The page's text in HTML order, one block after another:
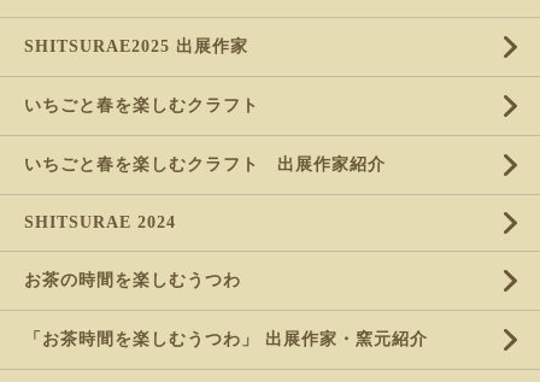
SHITSURAE2025 出展作家
いちごと春を楽しむクラフト
いちごと春を楽しむクラフト 出展作家紹介
SHITSURAE 2024
お茶の時間を楽しむうつわ
「お茶時間を楽しむうつわ」 出展作家・窯元紹介